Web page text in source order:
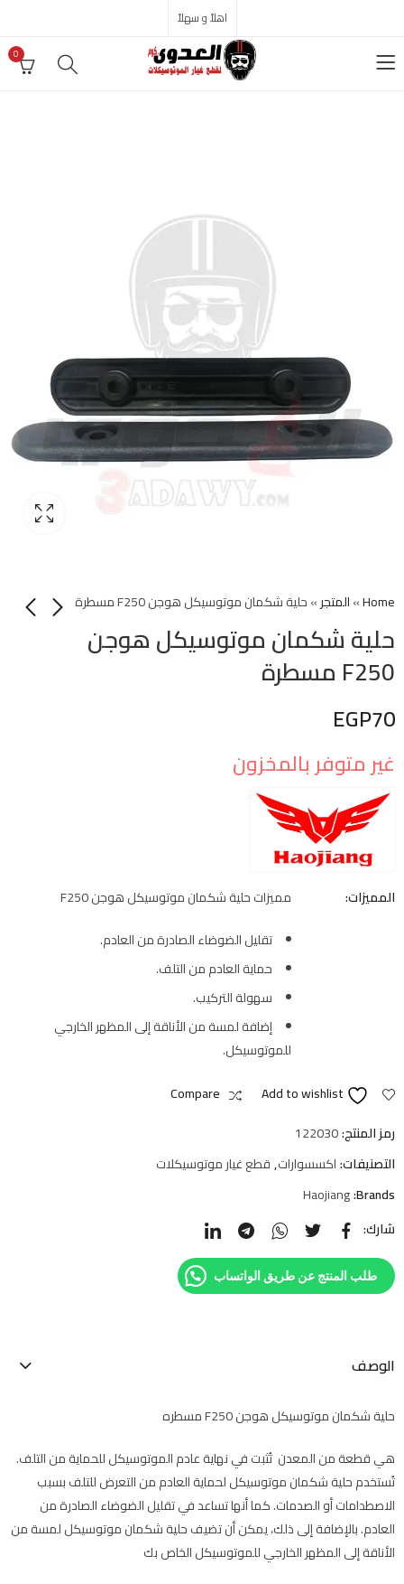
اهلاً و سهلاً
0
Home
»المتجر»حلية شكمان موتوسيكل هوجن F250 مسطرة
حلية شكمان موتوسيكل هوجن
F250 مسطرة
EGP70
غير متوفر بالمخزون
المميزات:
مميزات حلية شكمان موتوسيكل هوجن F250
تقليل الضوضاء الصادرة من العادم.
حماية العادم من التلف.
سهولة التركيب.
إضافة لمسة من الأناقة إلى المظهر الخارجي
للموتوسيكل.
Add to wishlist
Compare
رمز المنتج:122030
التصنيفات:اكسسوارات,قطع غيار موتوسيكلات
Brands:
Haojiang
شارك:
طلب المنتج عن طريق الواتساب
الوصف
حلية شكمان موتوسيكل هوجن F250 مسطره
هي قطعة من المعدن تُثبت في نهاية عادم الموتوسيكل للحماية من التلف.
تُستخدم حلية شكمان موتوسيكل لحماية العادم من التعرض للتلف بسبب
الاصطدامات أو الصدمات. كما أنها تساعد في تقليل الضوضاء الصادرة من
العادم. بالإضافة إلى ذلك، يمكن أن تضيف حلية شكمان موتوسيكل لمسة من
الأناقة إلى المظهر الخارجي للموتوسيكل الخاص بك